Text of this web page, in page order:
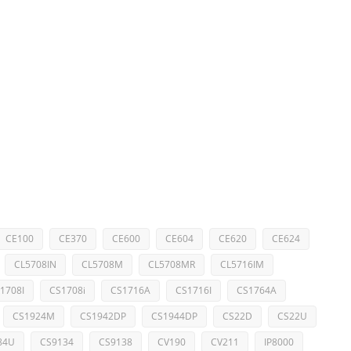
CE100 CE370 CE600 CE604 CE620
CE624
CL5708IN CL5708M CL5708MR
CL5716IM
CS1708i CS1716A CS1716I
CS1764A
CS1924M CS1942DP CS1944DP CS22D
CS22U
CS9134 CS9138 CV190 CV211
IP8000